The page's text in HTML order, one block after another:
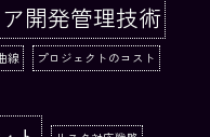
開発管理技術
線 プロジェクトのコスト